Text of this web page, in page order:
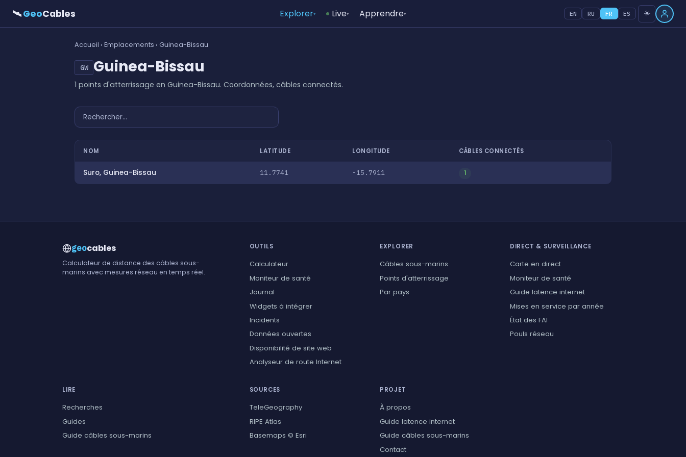
🛰GeoCables Explorer▾ Live▾ Apprendre▾ EN RU FR ES ☀️
Accueil › Emplacements › Guinea-Bissau
GW Guinea-Bissau
1 points d'atterrissage en Guinea-Bissau. Coordonnées, câbles connectés.
NOM LATITUDE LONGITUDE CÂBLES CONNECTÉS
Suro, Guinea-Bissau 11.7741 -15.7911 1
geocables
Calculateur de distance des câbles sous-
marins avec mesures réseau en temps réel.
OUTILS
Calculateur
Moniteur de santé
Journal
Widgets à intégrer
Incidents
Données ouvertes
Disponibilité de site web
Analyseur de route Internet
EXPLORER
Câbles sous-marins
Points d'atterrissage
Par pays
DIRECT & SURVEILLANCE
Carte en direct
Moniteur de santé
Guide latence internet
Mises en service par année
État des FAI
Pouls réseau
LIRE
Recherches
Guides
Guide câbles sous-marins
SOURCES
TeleGeography
RIPE Atlas
Basemaps © Esri
PROJET
À propos
Guide latence internet
Guide câbles sous-marins
Contact